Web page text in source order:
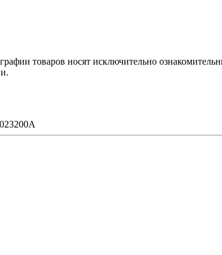
товаров носят исключительно